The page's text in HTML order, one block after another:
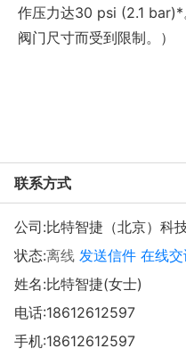
作压力达30 psi (2.1
阀门尺寸而受到限制。）
联系方式
公司:比特智捷（北京）科
状态:离线 发送信件 在线交
姓名:比特智捷(女士)
电话:18612612597
手机:18612612597